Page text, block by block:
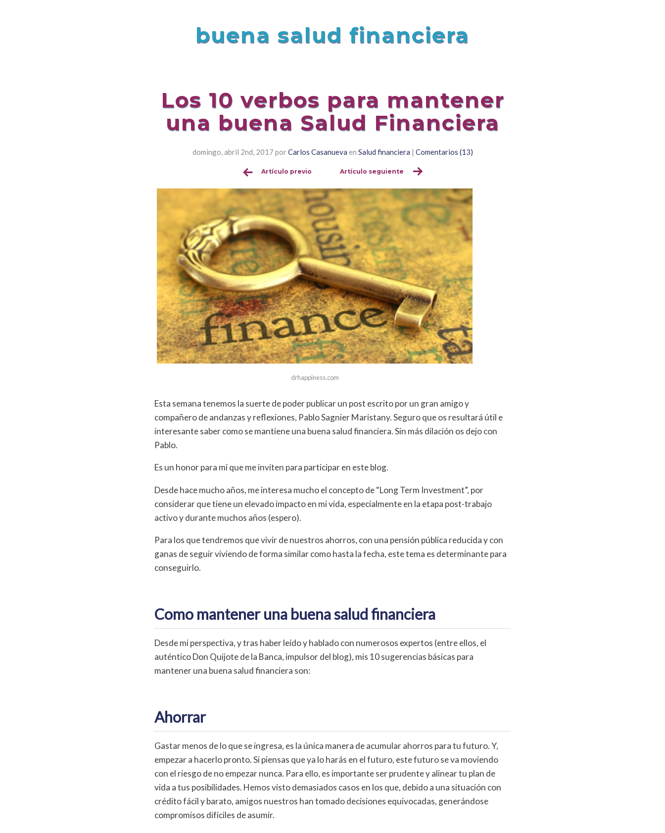
buena salud financiera
Los 10 verbos para mantener
una buena Salud Financiera
domingo, abril 2nd, 2017 porCarlos Casanueva en Salud financiera | Comentarios (13)
Sigue
leyendo
Artículo previo Artículo seguiente
drhappiness.com
Esta semana tenemos la suerte de poder publicar un post escrito por un gran amigo y
compañero de andanzas y reflexiones, Pablo Sagnier Maristany. Seguro que os resultará útil e
interesante saber como se mantiene una buena salud financiera. Sin más dilación os dejo con
Pablo.
Es un honor para mí que me inviten para participar en este blog.
Desde hace mucho años, me interesa mucho el concepto de “Long Term Investment”, por
considerar que tiene un elevado impacto en mi vida, especialmente en la etapa post-trabajo
activo y durante muchos años (espero).
Para los que tendremos que vivir de nuestros ahorros, con una pensión pública reducida y con
ganas de seguir viviendo de forma similar como hasta la fecha, este tema es determinante para
conseguirlo.
Como mantener una buena salud financiera
Desde mi perspectiva, y tras haber leído y hablado con numerosos expertos (entre ellos, el
auténtico Don Quijote de la Banca, impulsor del blog), mis 10 sugerencias básicas para
mantener una buena salud financiera son:
Ahorrar
Gastar menos de lo que se ingresa, es la única manera de acumular ahorros para tu futuro. Y,
empezar a hacerlo pronto. Si piensas que ya lo harás en el futuro, este futuro se va moviendo
con el riesgo de no empezar nunca. Para ello, es importante ser prudente y alinear tu plan de
vida a tus posibilidades. Hemos visto demasiados casos en los que, debido a una situación con
crédito fácil y barato, amigos nuestros han tomado decisiones equivocadas, generándose
compromisos difíciles de asumir.